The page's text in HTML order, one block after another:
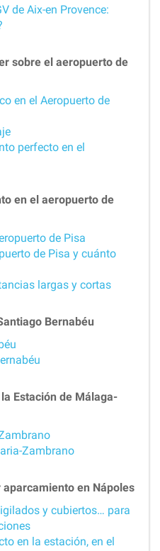
de Aix-en Provence:
sobre el aeropuerto de
en el Aeropuerto de
perfecto en el
en el aeropuerto de
de Pisa
de Pisa y cuánto
largas y cortas
Bernabéu
Estación de Málaga-
Zambrano
en Nápoles
y cubiertos… para
en la estación, en el